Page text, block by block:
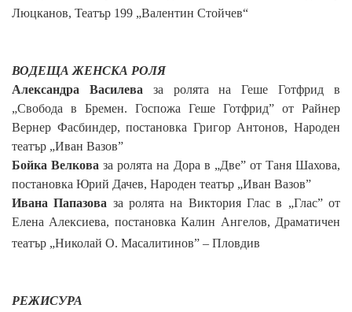
Люцканов, Театър 199 „Валентин Стойчев“
ВОДЕЩА ЖЕНСКА РОЛЯ
Александра Василева за ролята на Геше Готфрид в
„Свобода в Бремен. Госпожа Геше Готфрид” от Райнер
Вернер Фасбиндер, постановка Григор Антонов, Народен
театър „Иван Вазов”
Бойка Велкова за ролята на Дора в „Две” от Таня Шахова,
постановка Юрий Дачев, Народен театър „Иван Вазов”
Ивана Папазова за ролята на Виктория Глас в „Глас” от
Елена Алексиева, постановка Калин Ангелов, Драматичен
театър „Николай О. Масалитинов” – Пловдив
РЕЖИСУРА